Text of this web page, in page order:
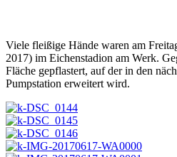
Viele fleißige Hände waren am
2017) im Eichenstadion am Werk.
Fläche gepflastert, auf der in den
Pumpstation erweitert wird.